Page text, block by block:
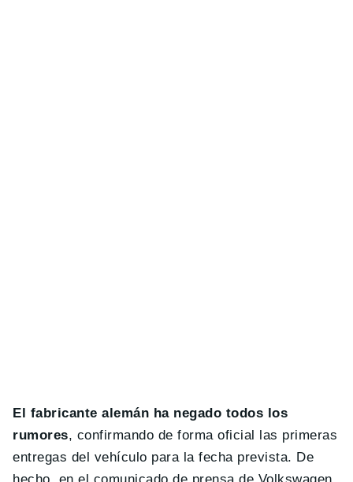
El fabricante alemán ha negado todos los
rumores, confirmando de forma oficial las primeras
entregas del vehículo para la fecha prevista. De